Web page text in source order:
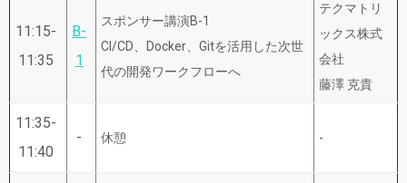
11:15-
11:35
B-
1
スポンサー講演B-1
CI/CD、Docker、Gitを活用した次世
代の開発ワークフローへ
テクマトリ
ックス株式
会社
藤澤 克貴
11:35-
11:40
- 休憩 -